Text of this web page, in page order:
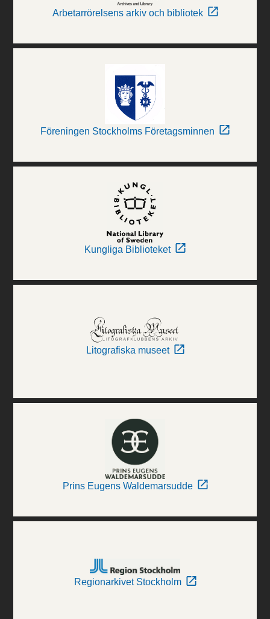
Arbetarrörelsens arkiv och bibliotek
Föreningen Stockholms Företagsminnen
Kungliga Biblioteket
Litografiska museet
Prins Eugens Waldemarsudde
Regionarkivet Stockholm